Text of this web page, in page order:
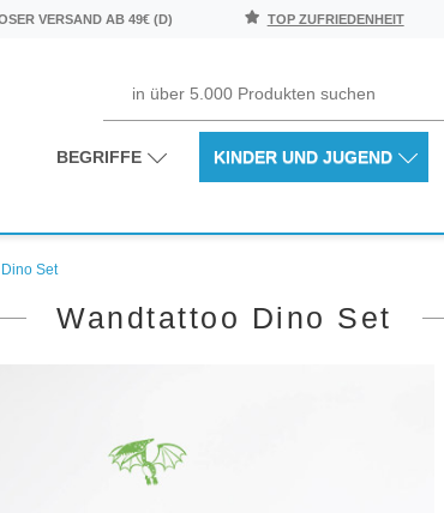
VERSAND AB 49€ (D) TOP ZUFRIEDENHEIT
BEGRIFFE KINDER UND JUGEND
Set
Wandtattoo Dino Set